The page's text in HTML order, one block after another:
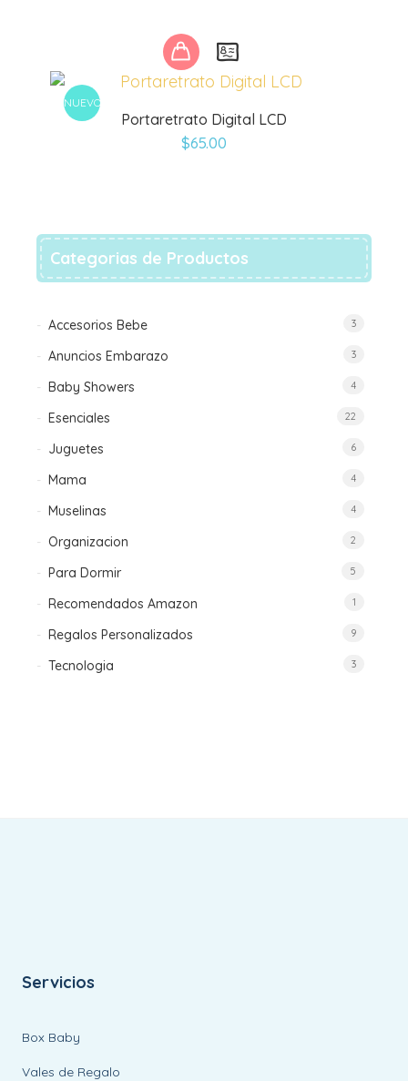
Portaretrato Digital LCD
$65.00
NUEVO
Este
producto
tiene
variantes.
Las
elegir
en
la
Categorias de Productos
Accesorios Bebe 3
Anuncios Embarazo 3
Baby Showers 4
Esenciales 22
Juguetes 6
Mama 4
Muselinas 4
Organizacion 2
Para Dormir 5
Recomendados Amazon 1
Regalos Personalizados 9
Tecnologia 3
Servicios
Box Baby
Vales de Regalo